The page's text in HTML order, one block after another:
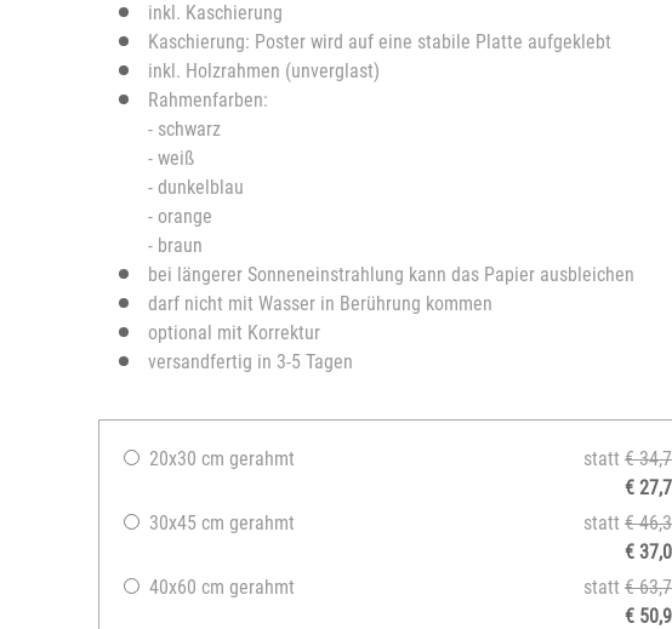
inkl. Kaschierung
Kaschierung: Poster wird auf eine stabile Platte aufgeklebt
inkl. Holzrahmen (unverglast)
Rahmenfarben:
- schwarz
- weiß
- dunkelblau
- orange
- braun
bei längerer Sonneneinstrahlung kann das Papier ausbleichen
darf nicht mit Wasser in Berührung kommen
optional mit Korrektur
versandfertig in 3-5 Tagen
20x30 cm gerahmt statt €
€
30x45 cm gerahmt
statt €
€
40x60 cm gerahmt
statt €
€